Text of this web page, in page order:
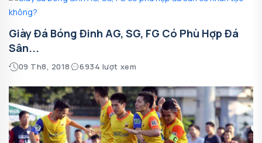
Giày Đá Bóng Đinh AG, SG, FG Có Phù Hợp Đá
Sân...
09 Th8, 2018 6934 lượt xem